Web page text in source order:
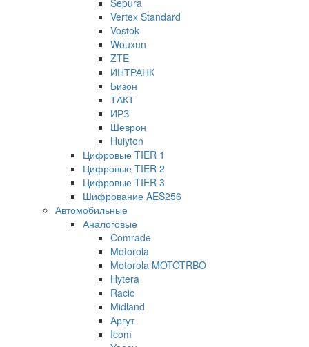
Vertex Standard
Vostok
Wouxun
ZTE
ИНТРАНК
Бизон
ТАКТ
ИРЗ
Шеврон
Huiyton
Цифровые TIER 1
Цифровые TIER 2
Цифровые TIER 3
Шифрование AES256
Автомобильные
Аналоговые
Comrade
Motorola
Motorola MOTOTRBO
Hytera
Racio
Midland
Аргут
Icom